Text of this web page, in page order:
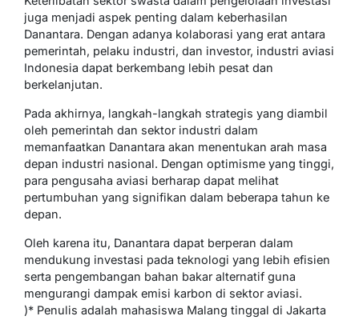
juga menjadi aspek penting dalam keberhasilan
Danantara. Dengan adanya kolaborasi yang erat antara
pemerintah, pelaku industri, dan investor, industri aviasi
Indonesia dapat berkembang lebih pesat dan
berkelanjutan.
Pada akhirnya, langkah-langkah strategis yang diambil
oleh pemerintah dan sektor industri dalam
memanfaatkan Danantara akan menentukan arah masa
depan industri nasional. Dengan optimisme yang tinggi,
para pengusaha aviasi berharap dapat melihat
pertumbuhan yang signifikan dalam beberapa tahun ke
depan.
Oleh karena itu, Danantara dapat berperan dalam
mendukung investasi pada teknologi yang lebih efisien
serta pengembangan bahan bakar alternatif guna
mengurangi dampak emisi karbon di sektor aviasi.
)* Penulis adalah mahasiswa Malang tinggal di Jakarta